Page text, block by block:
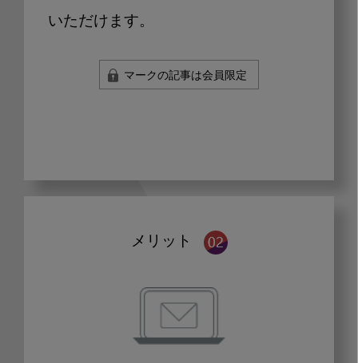
いただけます。
マークの記事は会員限定
メリット